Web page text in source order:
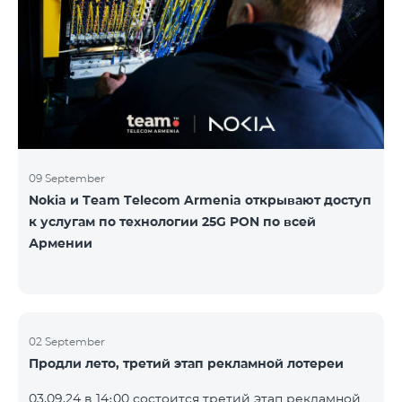
Следите за нами на официальных каналах Team в
Facebook и YouTube. Подробнее:
https://www.telecomarmenia.am/hy/B2S?s
09 September
Nokia и Team Telecom Armenia открывают доступ
к услугам по технологии 25G PON по всей
Армении
02 September
Продли лето, третий этап рекламной лотереи
03.09.24 в 14։00 состоится третий этап рекламной